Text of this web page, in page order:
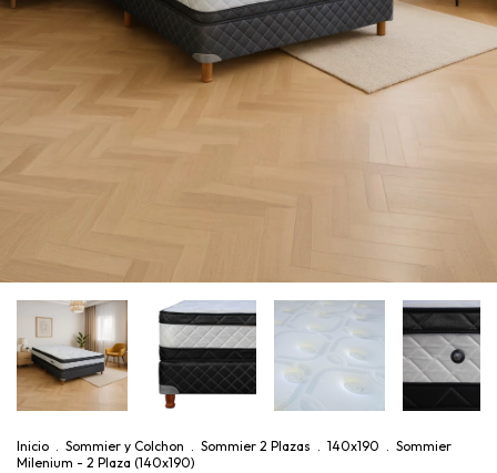
Inicio . Sommier y Colchon . Sommier 2 Plazas . 140x190 . Sommier
Milenium - 2 Plaza (140x190)